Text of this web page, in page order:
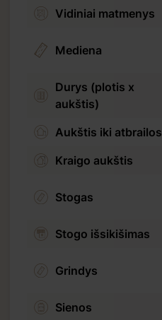
Vidiniai matmenys
Mediena
Durys (plotis x
aukštis)
Aukštis iki atbrailos
Kraigo aukštis
Stogas
Stogo išsikišimas
Grindys
Sienos